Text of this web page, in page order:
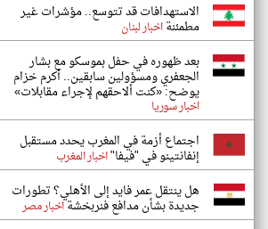
الاستهدافات قد تتوسع.. مؤشرات غير
مطمئنةاخبار لبنان
بعد ظهوره في حفل بموسكو مع بشار
الجعفري ومسؤولين سابقين.. أكرم خزام
يوضح: «كنت ألاحقهم لإجراء مقابلات»
اخبار سوريا
اجتماع أزمة في المغرب يحدد مستقبل
إنفانتينو في "فيفا"اخبار المغرب
هل ينتقل عمر فايد إلى الأهلي؟ تطورات
جديدة بشأن مدافع فنربخشةاخبار مصر